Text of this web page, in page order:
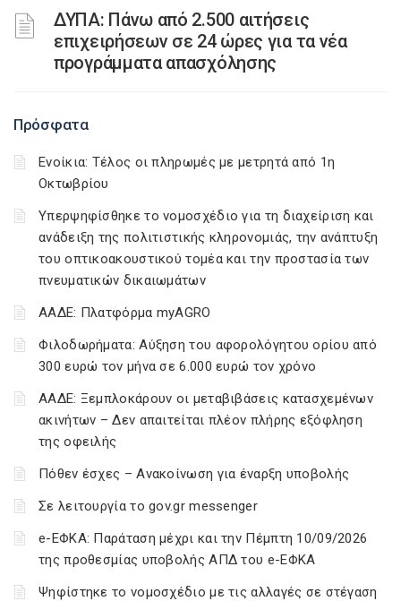
ΔΥΠΑ: Πάνω από 2.500 αιτήσεις
επιχειρήσεων σε 24 ώρες για τα νέα
προγράμματα απασχόλησης
Πρόσφατα
Ενοίκια: Τέλος οι πληρωμές με μετρητά από 1η
Οκτωβρίου
Υπερψηφίσθηκε το νομοσχέδιο για τη διαχείριση και
ανάδειξη της πολιτιστικής κληρονομιάς, την ανάπτυξη
του οπτικοακουστικού τομέα και την προστασία των
πνευματικών δικαιωμάτων
ΑΑΔΕ: Πλατφόρμα myAGRO
Φιλοδωρήματα: Αύξηση του αφορολόγητου ορίου από
300 ευρώ τον μήνα σε 6.000 ευρώ τον χρόνο
ΑΑΔΕ: Ξεμπλοκάρουν οι μεταβιβάσεις κατασχεμένων
ακινήτων – Δεν απαιτείται πλέον πλήρης εξόφληση
της οφειλής
Πόθεν έσχες – Ανακοίνωση για έναρξη υποβολής
Σε λειτουργία το gov.gr messenger
e-ΕΦΚΑ: Παράταση μέχρι και την Πέμπτη 10/09/2026
της προθεσμίας υποβολής ΑΠΔ του e-ΕΦΚΑ
Ψηφίστηκε το νομοσχέδιο με τις αλλαγές σε στέγαση